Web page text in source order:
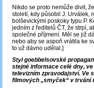
Nikdo se proto nemůže divit,
století, kdy působil J. Urválek,
bolševickými poskoky typu P.
jedním z ředitelů ČT, že strpí,
společné příjmení. Měl se již
nebo aby se aspoň vrátila ke
to už dávno udělal.]
Styl goebbelsovské
stejné informace celé dny,
televizním zpravodajství. Ve
filmových „smyček“ v trvání